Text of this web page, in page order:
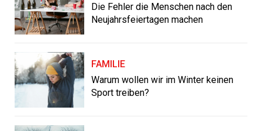
Die Fehler die Menschen nach den
Neujahrsfeiertagen machen
FAMILIE
Warum wollen wir im Winter keinen
Sport treiben?